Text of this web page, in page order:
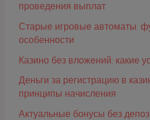
проведения выплат
Старые игровые автоматы:
особенности
Казино без вложений: какие
Деньги за регистрацию в
принципы начисления
Актуальные бонусы без